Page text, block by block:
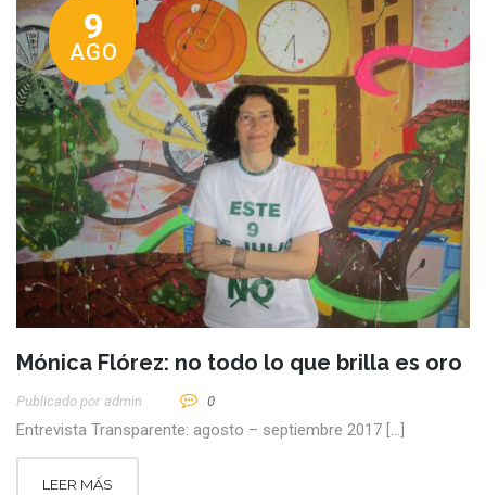
9
AGO
Mónica Flórez: no todo lo que brilla es oro
Publicado por Admin 0
Entrevista Transparente: agosto – septiembre 2017 […]
LEER MÁS